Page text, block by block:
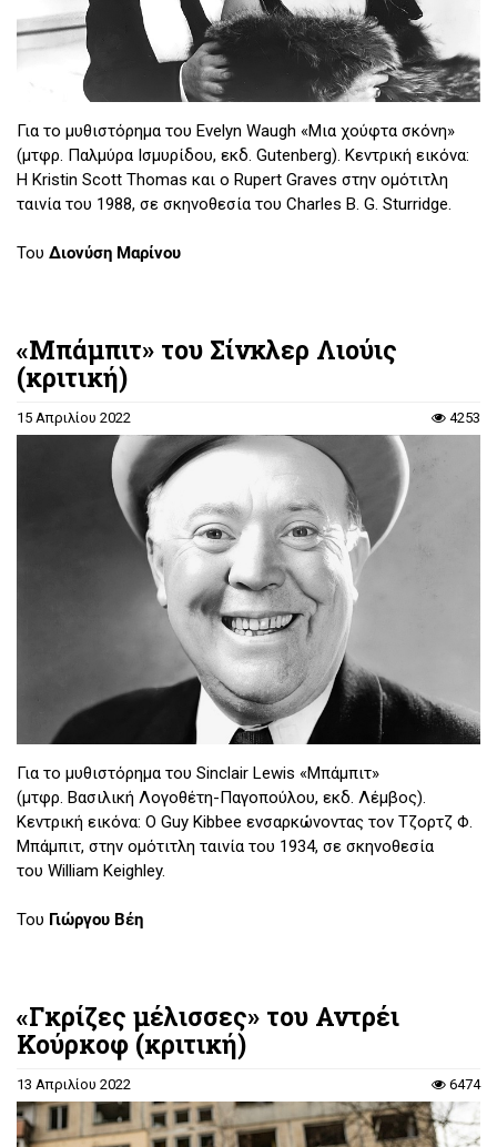
Για το μυθιστόρημα του Evelyn Waugh «Μια χούφτα σκόνη»
(μτφρ. Παλμύρα Ισμυρίδου, εκδ. Gutenberg). Κεντρική εικόνα:
Η Kristin Scott Thomas και ο Rupert Graves στην ομότιτλη
ταινία του 1988, σε σκηνοθεσία του Charles B. G. Sturridge.
Του Διονύση Μαρίνου
«Μπάμπιτ» του Σίνκλερ Λιούις
(κριτική)
15 Απριλίου 2022 4253
Για το μυθιστόρημα του Sinclair Lewis «Μπάμπιτ»
(μτφρ. Βασιλική Λογοθέτη-Παγοπούλου, εκδ. Λέμβος).
Κεντρική εικόνα: Ο Guy Kibbee ενσαρκώνοντας τον Τζορτζ Φ.
Μπάμπιτ, στην ομότιτλη ταινία του 1934, σε σκηνοθεσία
του William Keighley.
Του Γιώργου Βέη
«Γκρίζες μέλισσες» του Αντρέι
Κούρκοφ (κριτική)
13 Απριλίου 2022 6474